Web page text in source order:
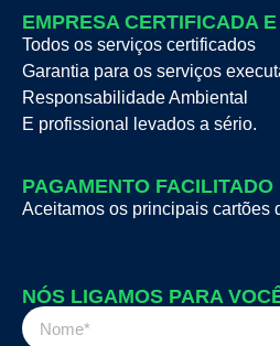
EMPRESA CERTIFICADA
Todos os serviços certificados
Garantia para os serviços
Responsabilidade Ambiental
E profissional levados a sério.
PAGAMENTO FACILITADO
Aceitamos os principais cartões
NÓS LIGAMOS PARA